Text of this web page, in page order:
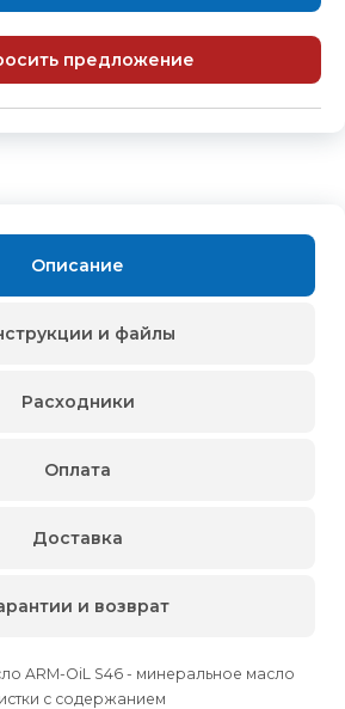
предложение
Описание
ARM-OiL S46 - минеральное масло
с содержанием
и файлы
Расходники
Оплата
Доставка
и возврат